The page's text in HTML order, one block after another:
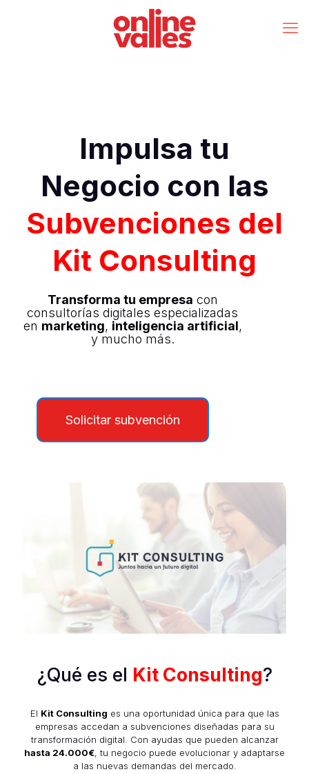
Impulsa tu
Negocio con las
Subvenciones del
Kit Consulting
Transforma tu empresa con
consultorías digitales especializadas
en marketing, inteligencia artificial,
y mucho más.
Solicitar subvención
¿Qué es el Kit Consulting?
El Kit Consulting es una oportunidad única para que las
empresas accedan a subvenciones diseñadas para su
transformación digital. Con ayudas que pueden alcanzar
hasta 24.000€ , tu negocio puede evolucionar y adaptarse
a las nuevas demandas del mercado.